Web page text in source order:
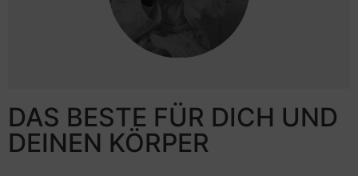
DAS BESTE FÜR DICH UND
DEINEN KÖRPER